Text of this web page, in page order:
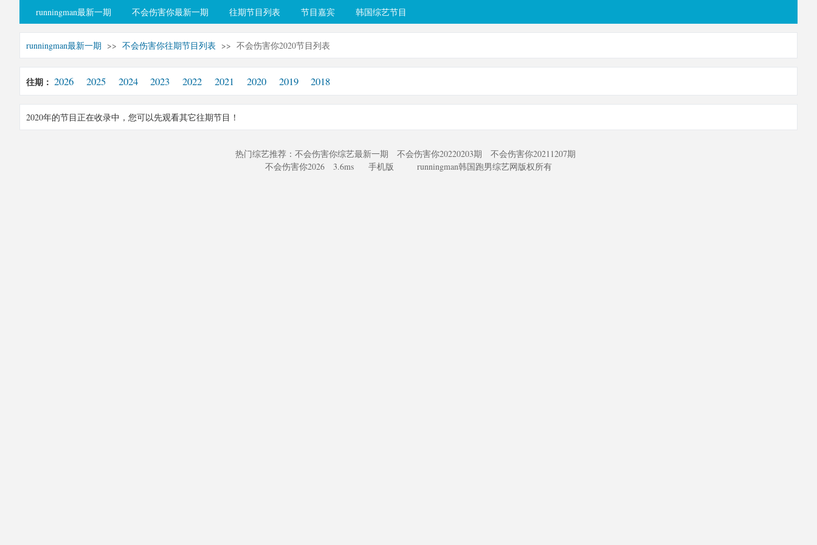
runningman最新一期 不会伤害你最新一期 往期节目列表 节目嘉宾 韩国综艺节目
runningman最新一期 >> 不会伤害你往期节目列表 >> 不会伤害你2020节目列表
往期： 2026 2025 2024 2023 2022 2021 2020 2019 2018
2020年的节目正在收录中，您可以先观看其它往期节目！
热门综艺推荐： 不会伤害你综艺最新一期 不会伤害你20220203期
不会伤害你20211207期
不会伤害你2026 3.6ms 手机版 runningman韩国跑男综艺网版权所有